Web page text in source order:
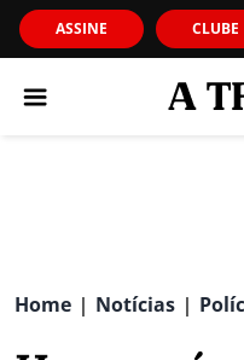
ASSINE CLUBE
Home | Notícias |